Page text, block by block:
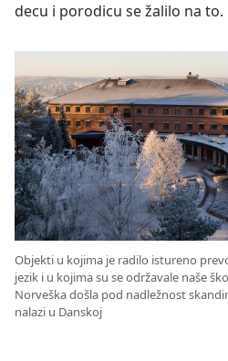
decu i porodicu se žalilo na to.
Objekti u kojima je radilo istureno
jezik i u kojima su se održavale naše
Norveška došla pod nadležnost
nalazi u Danskoj